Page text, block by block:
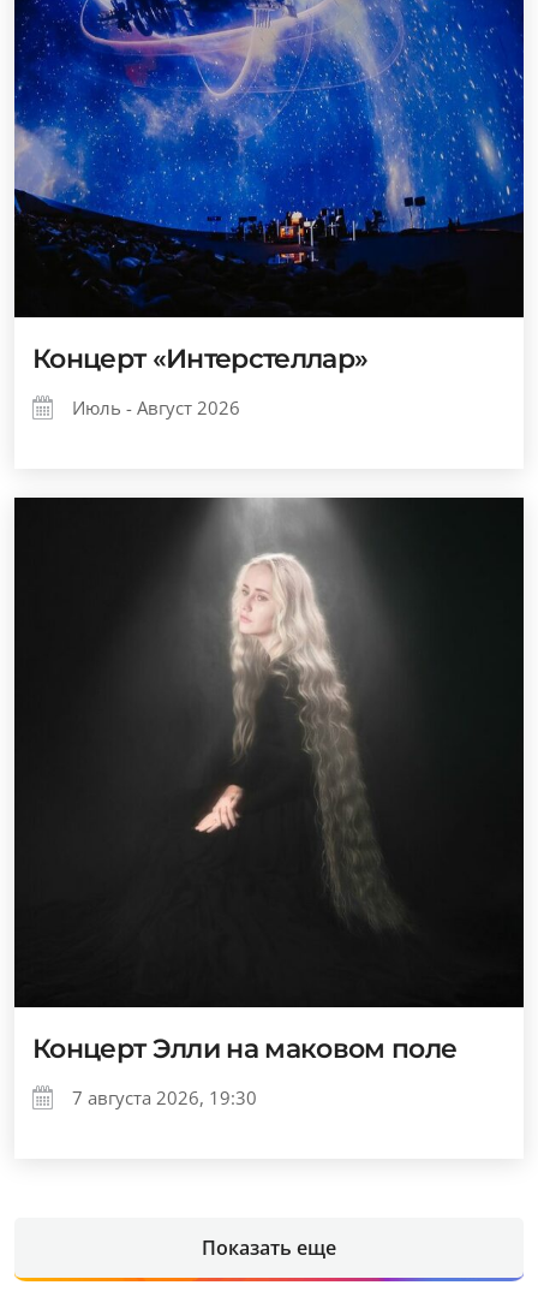
Концерт «Интерстеллар»
Июль - Август 2026
Концерт Элли на маковом поле
7 августа 2026, 19:30
Показать еще